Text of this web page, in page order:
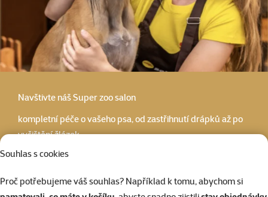
Souhlas s cookies
Proč potřebujeme váš souhlas? Například k tomu, abychom si
Navštivte nášSuper zoo salon
kompletní péče o vašeho psa, od zastřihnutí drápků až po
vyčištění žlázek